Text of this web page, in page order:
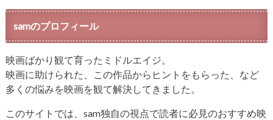
samのプロフィール
映画ばかり観て育ったミドルエイジ。
映画に助けられた、この作品からヒントをもらった、など
多くの悩みを映画を観て解決してきました。
このサイトでは、sam独自の視点で読者に必見のおすすめ映